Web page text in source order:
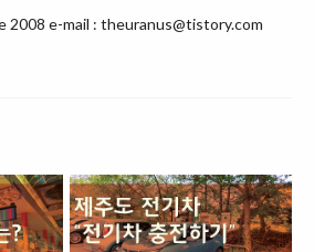
2008 e-mail : theuranus@tistory.com